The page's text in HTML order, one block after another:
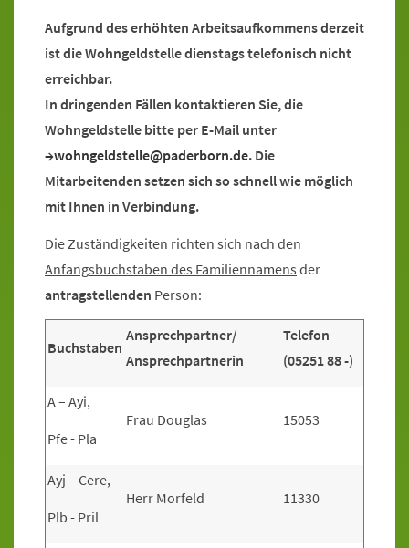
Aufgrund des erhöhten Arbeitsaufkommens derzeit
ist die Wohngeldstelle dienstags telefonisch nicht
erreichbar.
In dringenden Fällen kontaktieren Sie, die
Wohngeldstelle bitte per E-Mail unter
wohngeldstelle@paderborn.de. Die
Mitarbeitenden setzen sich so schnell wie möglich
mit Ihnen in Verbindung.
Die Zuständigkeiten richten sich nach den
Anfangsbuchstaben des Familiennamens der
antragstellenden Person:
Buchstaben
Ansprechpartner/
Ansprechpartnerin
Telefon
(05251 88 -)
A – Ayi,
Pfe - Pla
Frau Douglas 15053
Ayj – Cere,
Plb - Pril
Herr Morfeld 11330